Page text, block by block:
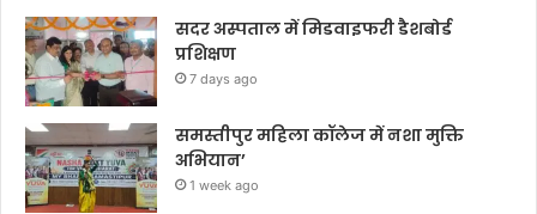
सदर अस्पताल में मिडवाइफरी डैशबोर्ड
प्रशिक्षण
7 days ago
समस्तीपुर महिला कॉलेज में नशा मुक्ति
अभियान’
1 week ago